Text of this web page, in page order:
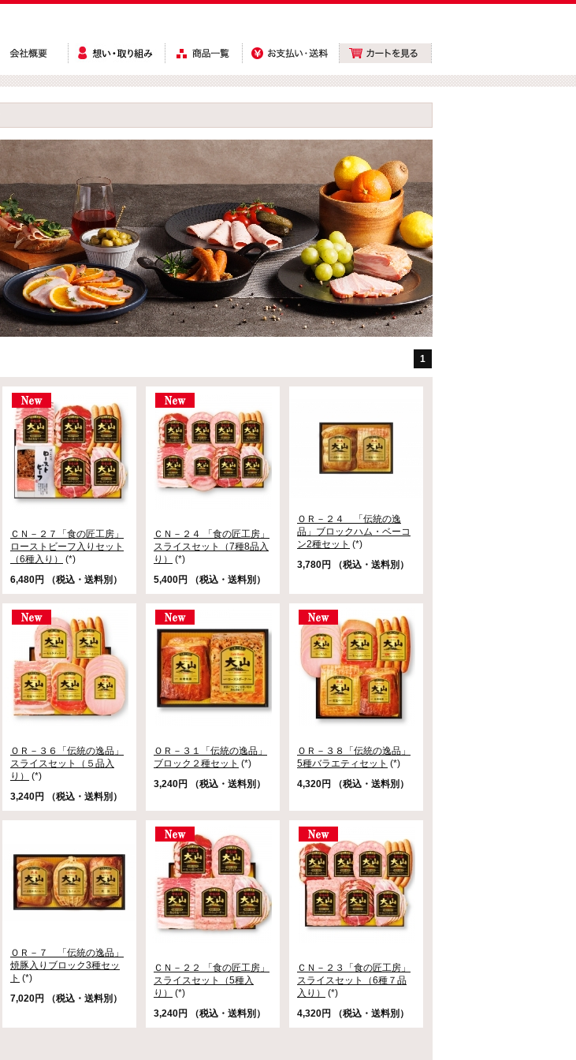
1
ＣＮ－２７「食の匠工房」
ローストビーフ入りセット
（6種入り）
(*)
6,480円 （税込・送料別）
ＣＮ－２４ 「食の匠工房」
スライスセット（7種8品入
り）
(*)
5,400円 （税込・送料別）
ＯＲ－２４ 「伝統の逸
品」ブロックハム・ベーコ
ン2種セット (*)
3,780円 （税込・送料別）
ＯＲ－３６「伝統の逸品」
スライスセット（５品入
り）
(*)
3,240円 （税込・送料別）
ＯＲ－３１「伝統の逸品」
ブロック２種セット (*)
3,240円 （税込・送料別）
ＯＲ－３８「伝統の逸品」
5種バラエティセット (*)
4,320円 （税込・送料別）
ＯＲ－７ 「伝統の逸品」
焼豚入りブロック3種セッ
ト (*)
7,020円 （税込・送料別）
ＣＮ－２２ 「食の匠工房」
スライスセット（5種入
り）
(*)
3,240円 （税込・送料別）
ＣＮ－２３「食の匠工房」
スライスセット（6種７品
入り）
(*)
4,320円 （税込・送料別）